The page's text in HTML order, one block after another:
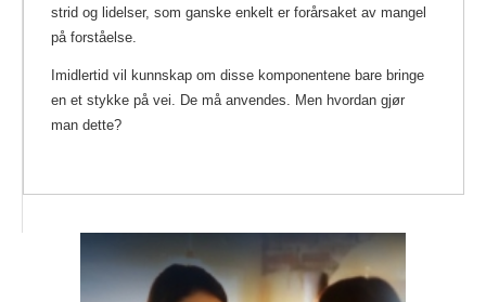
strid og lidelser, som ganske enkelt er forårsaket av mangel
på forståelse.
Imidlertid vil kunnskap om disse komponentene bare bringe
en et stykke på vei. De må anvendes. Men hvordan gjør
man dette?